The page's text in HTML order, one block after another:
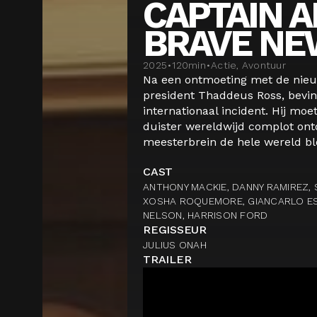
CAPTAIN
BRAVE
2025•120min•Actie, Avontuur
Na een ontmoeting met de
president Thaddeus Ross,
internationaal incident. Hij
duister wereldwijd complot
meesterbrein de hele wereld
CAST
ANTHONY MACKIE, DANNY
XOSHA ROQUEMORE, GIANCARLO
NELSON, HARRISON FORD
REGISSEUR
JULIUS ONAH
TRAILER